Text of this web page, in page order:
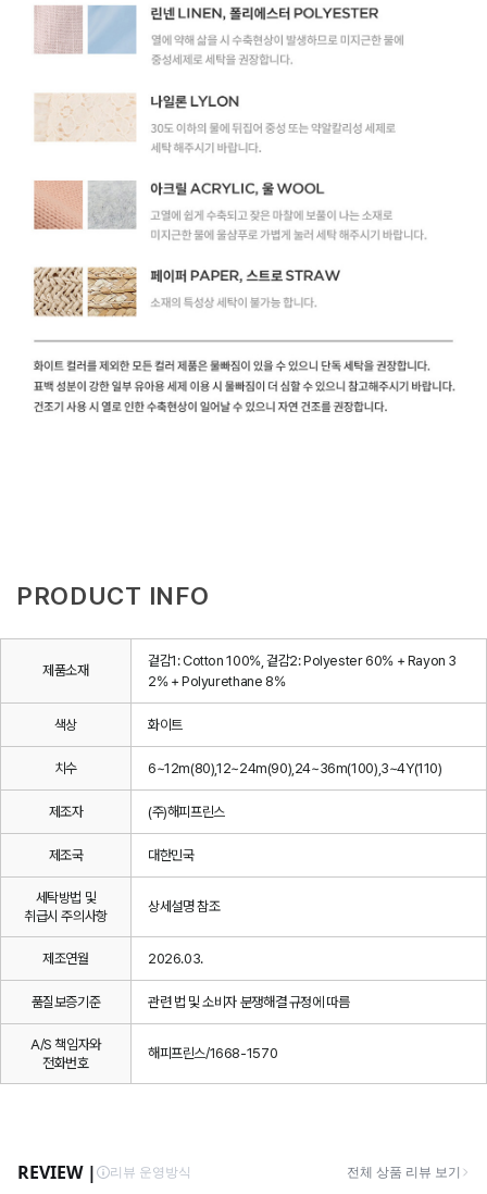
PRODUCT INFO
제품소재
겉감1: Cotton 100%, 겉감2: Polyester 60% + Rayon 3
2% + Polyurethane 8%
색상 화이트
치수 6~12m(80),12~24m(90),24~36m(100),3~4Y(110)
제조자 (주)해피프린스
제조국 대한민국
세탁방법 및
취급시 주의사항
상세설명 참조
제조연월 2026.03.
품질보증기준 관련 법 및 소비자 분쟁해결 규정에 따름
A/S 책임자와
전화번호
해피프린스/1668-1570